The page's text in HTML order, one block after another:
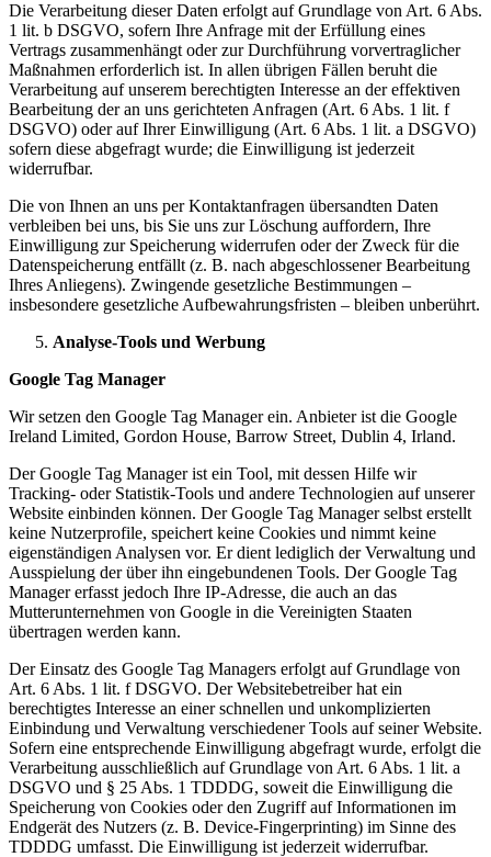
Die Verarbeitung dieser Daten erfolgt auf Grundlage von Art. 6 Abs.
1 lit. b DSGVO, sofern Ihre Anfrage mit der Erfüllung eines
Vertrags zusammenhängt oder zur Durchführung vorvertraglicher
Maßnahmen erforderlich ist. In allen übrigen Fällen beruht die
Verarbeitung auf unserem berechtigten Interesse an der effektiven
Bearbeitung der an uns gerichteten Anfragen (Art. 6 Abs. 1 lit. f
DSGVO) oder auf Ihrer Einwilligung (Art. 6 Abs. 1 lit. a DSGVO)
sofern diese abgefragt wurde; die Einwilligung ist jederzeit
widerrufbar.
Die von Ihnen an uns per Kontaktanfragen übersandten Daten
verbleiben bei uns, bis Sie uns zur Löschung auffordern, Ihre
Einwilligung zur Speicherung widerrufen oder der Zweck für die
Datenspeicherung entfällt (z. B. nach abgeschlossener Bearbeitung
Ihres Anliegens). Zwingende gesetzliche Bestimmungen –
insbesondere gesetzliche Aufbewahrungsfristen – bleiben unberührt.
Analyse-Tools und Werbung
Google Tag Manager
Wir setzen den Google Tag Manager ein. Anbieter ist die Google
Ireland Limited, Gordon House, Barrow Street, Dublin 4, Irland.
Der Google Tag Manager ist ein Tool, mit dessen Hilfe wir
Tracking- oder Statistik-Tools und andere Technologien auf unserer
Website einbinden können. Der Google Tag Manager selbst erstellt
keine Nutzerprofile, speichert keine Cookies und nimmt keine
eigenständigen Analysen vor. Er dient lediglich der Verwaltung und
Ausspielung der über ihn eingebundenen Tools. Der Google Tag
Manager erfasst jedoch Ihre IP-Adresse, die auch an das
Mutterunternehmen von Google in die Vereinigten Staaten
übertragen werden kann.
Der Einsatz des Google Tag Managers erfolgt auf Grundlage von
Art. 6 Abs. 1 lit. f DSGVO. Der Websitebetreiber hat ein
berechtigtes Interesse an einer schnellen und unkomplizierten
Einbindung und Verwaltung verschiedener Tools auf seiner Website.
Sofern eine entsprechende Einwilligung abgefragt wurde, erfolgt die
Verarbeitung ausschließlich auf Grundlage von Art. 6 Abs. 1 lit. a
DSGVO und § 25 Abs. 1 TDDDG, soweit die Einwilligung die
Speicherung von Cookies oder den Zugriff auf Informationen im
Endgerät des Nutzers (z. B. Device-Fingerprinting) im Sinne des
TDDDG umfasst. Die Einwilligung ist jederzeit widerrufbar.